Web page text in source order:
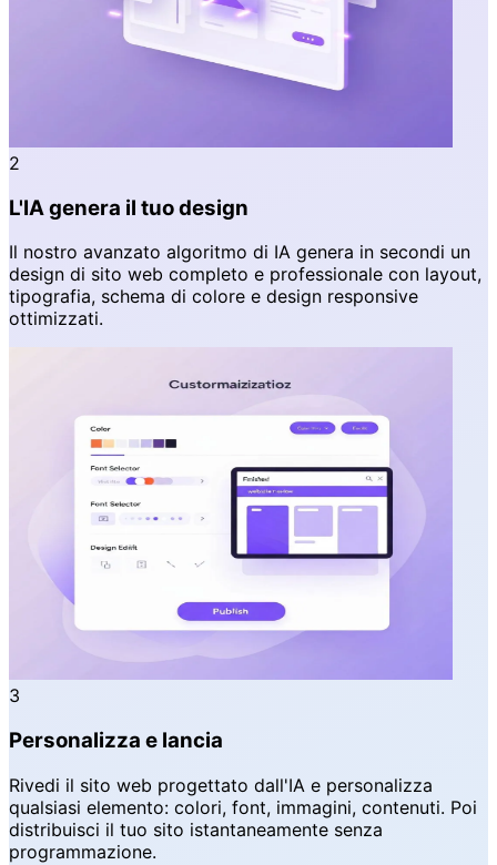
2
L'IA genera il tuo design
Il nostro avanzato algoritmo di IA genera in secondi un
design di sito web completo e professionale con layout,
tipografia, schema di colore e design responsive
ottimizzati.
3
Personalizza e lancia
Rivedi il sito web progettato dall'IA e personalizza
qualsiasi elemento: colori, font, immagini, contenuti. Poi
distribuisci il tuo sito istantaneamente senza
programmazione.